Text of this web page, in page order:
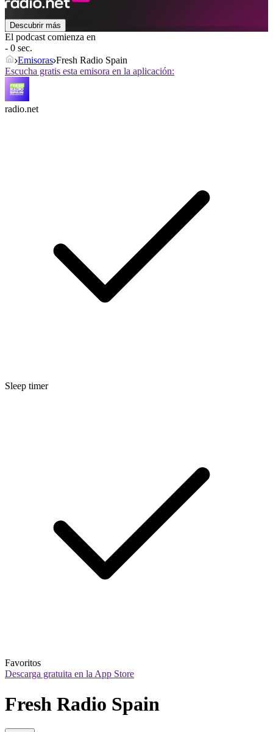
Descubrir más
El podcast comienza en
- 0 sec.
Emisoras Fresh Radio Spain
Escucha gratis esta emisora en la aplicación:
radio.net
Sleep timer
Favoritos
Descarga gratuita en la App Store
Fresh Radio Spain